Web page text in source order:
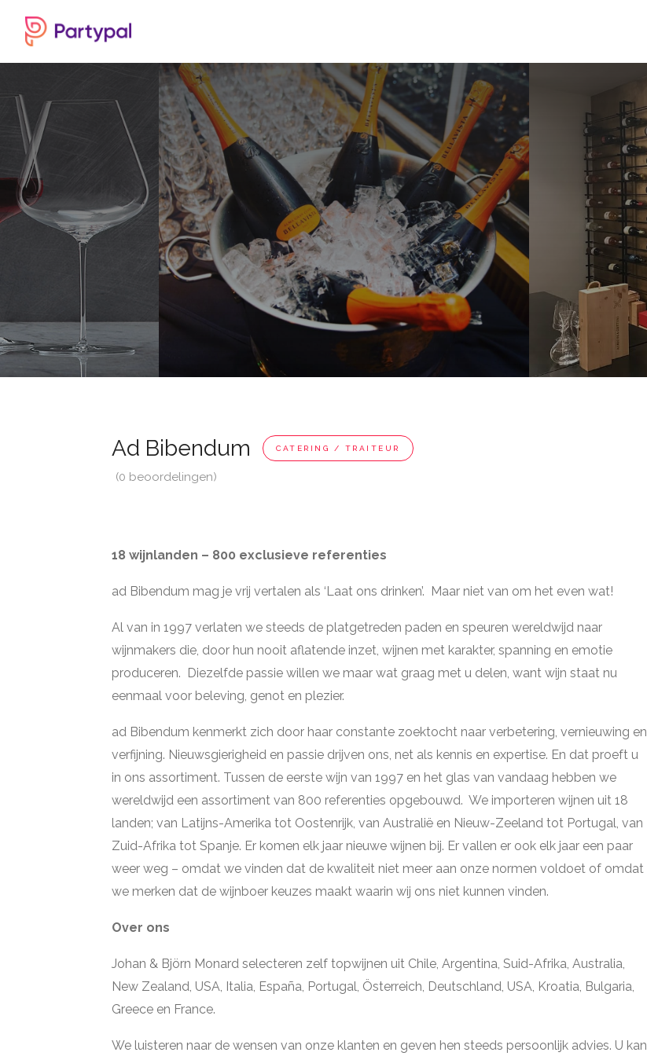
Ad Bibendum CATERING / TRAITEUR
(0 beoordelingen)
18 wijnlanden – 800 exclusieve referenties
ad Bibendum mag je vrij vertalen als ‘Laat ons drinken’. Maar niet van om het even wat!
Al van in 1997 verlaten we steeds de platgetreden paden en speuren wereldwijd naar
wijnmakers die, door hun nooit aflatende inzet, wijnen met karakter, spanning en emotie
produceren. Diezelfde passie willen we maar wat graag met u delen, want wijn staat nu
eenmaal voor beleving, genot en plezier.
ad Bibendum kenmerkt zich door haar constante zoektocht naar verbetering, vernieuwing en
verfijning. Nieuwsgierigheid en passie drijven ons, net als kennis en expertise. En dat proeft u
in ons assortiment. Tussen de eerste wijn van 1997 en het glas van vandaag hebben we
wereldwijd een assortiment van 800 referenties opgebouwd. We importeren wijnen uit 18
landen; van Latijns-Amerika tot Oostenrijk, van Australië en Nieuw-Zeeland tot Portugal, van
Zuid-Afrika tot Spanje. Er komen elk jaar nieuwe wijnen bij. Er vallen er ook elk jaar een paar
weer weg – omdat we vinden dat de kwaliteit niet meer aan onze normen voldoet of omdat
we merken dat de wijnboer keuzes maakt waarin wij ons niet kunnen vinden.
Over ons
Johan & Björn Monard selecteren zelf topwijnen uit Chile, Argentina, Suid-Afrika, Australia,
New Zealand, USA, Italia, España, Portugal, Österreich, Deutschland, USA, Kroatia, Bulgaria,
Greece en France.
We luisteren naar de wensen van onze klanten en geven hen steeds persoonlijk advies. U kan